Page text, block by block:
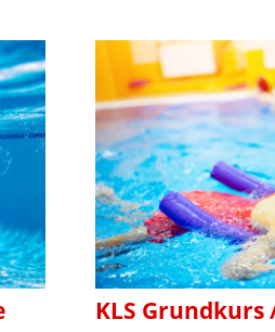
KLS Grundkurs